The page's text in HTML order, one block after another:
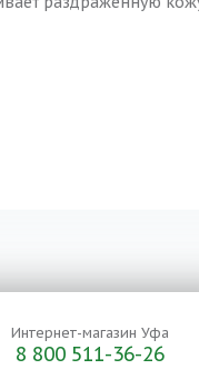
Интернет-магазин Уфа
8 800 511-36-26